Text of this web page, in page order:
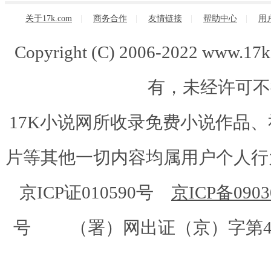
关于17k.com 商务合作 友情链接 帮助中心 用
Copyright (C) 2006-2022
有，未经许可
17K小说网所收录免费小说作品
片等其他一切内容均属用户个人
京ICP证010590号 京ICP备
号 （署）网出证（京）字